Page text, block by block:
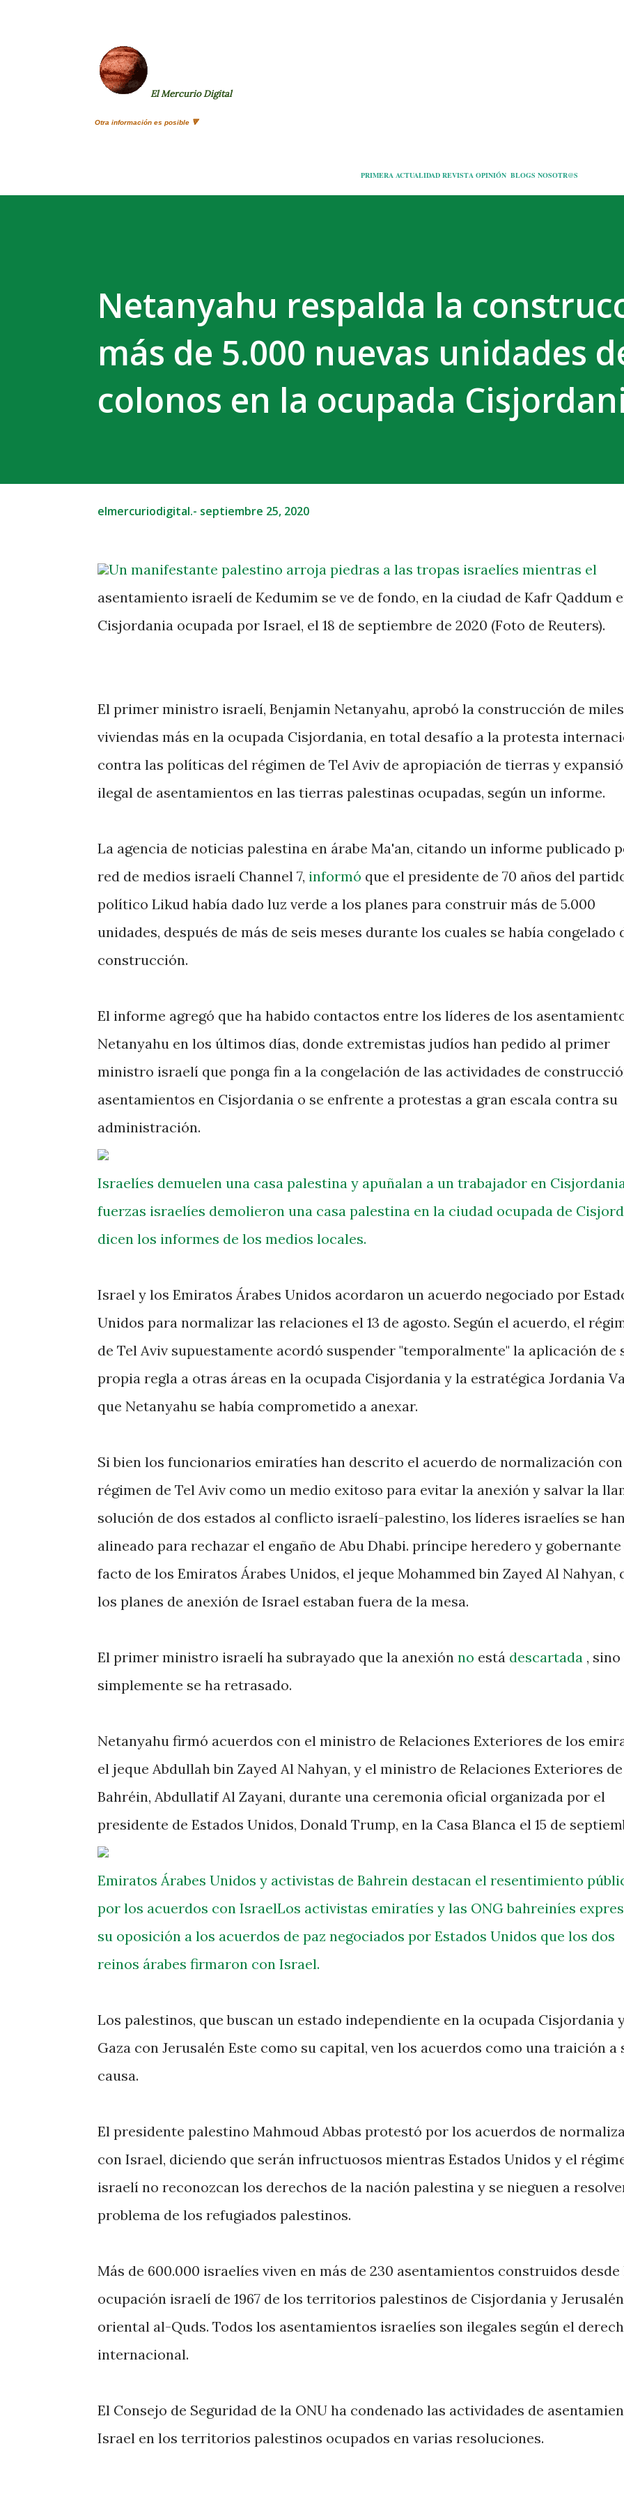
El Mercurio Digital
Otra información es posible 🔻
PRIMERA ACTUALIDAD REVISTA OPINIÓN BLOGS NOSOTR@S
Netanyahu respalda la
más de 5.000 nuevas unidades
colonos en la ocupada
elmercuriodigital.- septiembre 25, 2020
Un manifestante palestino arroja piedras a las tropas israelíes mientras el
asentamiento israelí de Kedumim se ve de fondo, en la ciudad de Kafr Qaddum
Cisjordania ocupada por Israel, el 18 de septiembre de 2020 (Foto de Reuters).
El primer ministro israelí, Benjamin Netanyahu, aprobó la construcción de
viviendas más en la ocupada Cisjordania, en total desafío a la protesta
contra las políticas del régimen de Tel Aviv de apropiación de tierras y
ilegal de asentamientos en las tierras palestinas ocupadas, según un informe.
La agencia de noticias palestina en árabe Ma'an, citando un informe publicado
red de medios israelí Channel 7, informó que el presidente de 70 años del
político Likud había dado luz verde a los planes para construir más de 5.000
unidades, después de más de seis meses durante los cuales se había congelado
construcción.
El informe agregó que ha habido contactos entre los líderes de los
Netanyahu en los últimos días, donde extremistas judíos han pedido al primer
ministro israelí que ponga fin a la congelación de las actividades de
asentamientos en Cisjordania o se enfrente a protestas a gran escala contra su
administración.
Israelíes demuelen una casa palestina y apuñalan a un trabajador en
fuerzas israelíes demolieron una casa palestina en la ciudad ocupada de
dicen los informes de los medios locales.
Israel y los Emiratos Árabes Unidos acordaron un acuerdo negociado por
Unidos para normalizar las relaciones el 13 de agosto. Según el acuerdo, el
de Tel Aviv supuestamente acordó suspender "temporalmente" la aplicación de
propia regla a otras áreas en la ocupada Cisjordania y la estratégica Jordania
que Netanyahu se había comprometido a anexar.
Si bien los funcionarios emiratíes han descrito el acuerdo de normalización
régimen de Tel Aviv como un medio exitoso para evitar la anexión y salvar la
solución de dos estados al conflicto israelí-palestino, los líderes israelíes se
alineado para rechazar el engaño de Abu Dhabi. príncipe heredero y gobernante
facto de los Emiratos Árabes Unidos, el jeque Mohammed bin Zayed Al Nahyan,
los planes de anexión de Israel estaban fuera de la mesa.
El primer ministro israelí ha subrayado que la anexión no está descartada , sino
simplemente se ha retrasado.
Netanyahu firmó acuerdos con el ministro de Relaciones Exteriores de los
el jeque Abdullah bin Zayed Al Nahyan, y el ministro de Relaciones Exteriores de
Bahréin, Abdullatif Al Zayani, durante una ceremonia oficial organizada por el
presidente de Estados Unidos, Donald Trump, en la Casa Blanca el 15 de
Emiratos Árabes Unidos y activistas de Bahrein destacan el resentimiento
por los acuerdos con IsraelLos activistas emiratíes y las ONG bahreiníes
su oposición a los acuerdos de paz negociados por Estados Unidos que los dos
reinos árabes firmaron con Israel.
Los palestinos, que buscan un estado independiente en la ocupada Cisjordania
Gaza con Jerusalén Este como su capital, ven los acuerdos como una traición a
causa.
El presidente palestino Mahmoud Abbas protestó por los acuerdos de
con Israel, diciendo que serán infructuosos mientras Estados Unidos y el
israelí no reconozcan los derechos de la nación palestina y se nieguen a
problema de los refugiados palestinos.
Más de 600.000 israelíes viven en más de 230 asentamientos construidos desde
ocupación israelí de 1967 de los territorios palestinos de Cisjordania y Jerusalén
oriental al-Quds. Todos los asentamientos israelíes son ilegales según el
internacional.
El Consejo de Seguridad de la ONU ha condenado las actividades de
Israel en los territorios palestinos ocupados en varias resoluciones.